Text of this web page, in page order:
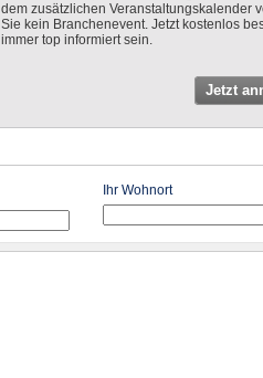
dem zusätzlichen Veranstaltungskalender
Sie kein Branchenevent. Jetzt kostenlos
immer top informiert sein.
Jetzt
Ihr Wohnort